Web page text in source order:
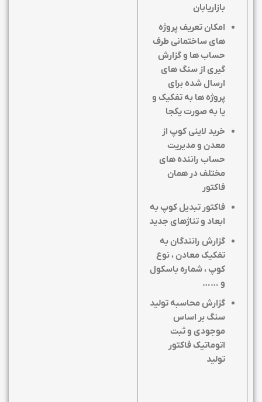
بازاریابان
امکان تعریف پروژه
های ساختمانی طرف
حساب ها و گزارش
گیری از سنگ های
ارسال شده برای
پروژه ها به تفکیک و
یا به صورت یکجا
خرید لاینی کوپ از
معدن و مدیریت
حساب راننده های
مختلف در همان
فاکتور
فاکتور تبدیل کوپ به
ابعاد و تناژهای جدید
گزارش رانندگان به
تفکیک معادن ، نوع
کوپ ، شماره باسکول
و ……
گزارش محاسبه تولید
سنگ بر اساس
موجودی و ثبت
اتوماتیک فاکتور
تولید